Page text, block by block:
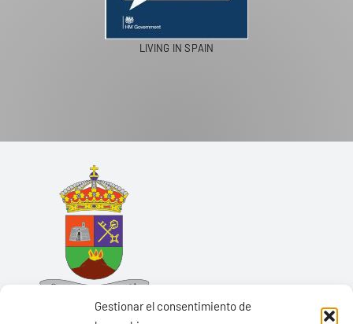
Gestionar el consentimiento de
LIVING IN SPAIN